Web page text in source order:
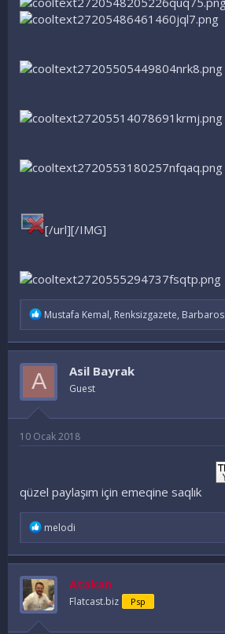
[/url][/IMG]
İ
d
e
e
r
:
Mustafa Kemal, Renksizgazete, Barbaros
A Asil Bayrak
Guest
10 Ocak 2018
qüzel paylaşım için emeqine saqlık
İ
d
e
l
e
r
:
melodi
Atakan
Flatcast.biz Psp